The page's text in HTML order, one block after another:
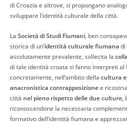
di Croazia e altrove, si propongano
sviluppare l’identità culturale della città.
La Società di Studi Fiumani, ben
storica di un’identità culturale fiumana di
assolutamente prevalente, sollecita la
di tale identità croata si fanno interpreti al
concretamente, nell’ambito della cultura
anacronistica contrapposizionee
città nel pieno rispetto delle due culture,
riconoscendone la necessaria
formativo dell’identità fiumana e